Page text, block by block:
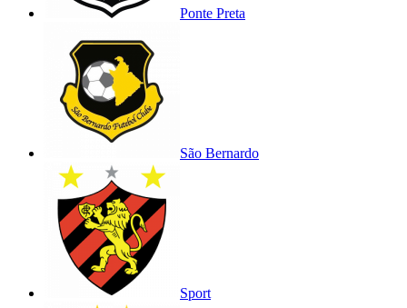
Ponte Preta
São Bernardo
Sport